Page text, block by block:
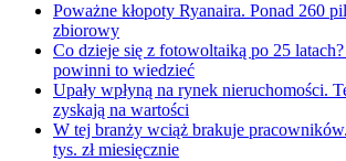
Poważne kłopoty Ryanaira. Ponad 260
zbiorowy
Co dzieje się z fotowoltaiką po 25 latach?
powinni to wiedzieć
Upały wpłyną na rynek nieruchomości.
zyskają na wartości
W tej branży wciąż brakuje
tys. zł miesięcznie